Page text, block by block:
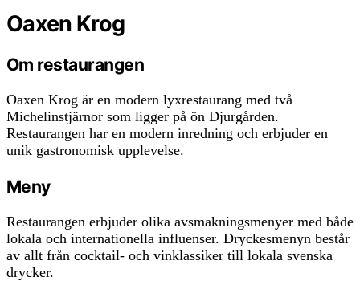
Oaxen Krog
Om restaurangen
Oaxen Krog är en modern lyxrestaurang med två
Michelinstjärnor som ligger på ön Djurgården.
Restaurangen har en modern inredning och erbjuder en
unik gastronomisk upplevelse.
Meny
Restaurangen erbjuder olika avsmakningsmenyer med både
lokala och internationella influenser. Dryckesmenyn består
av allt från cocktail- och vinklassiker till lokala svenska
drycker.